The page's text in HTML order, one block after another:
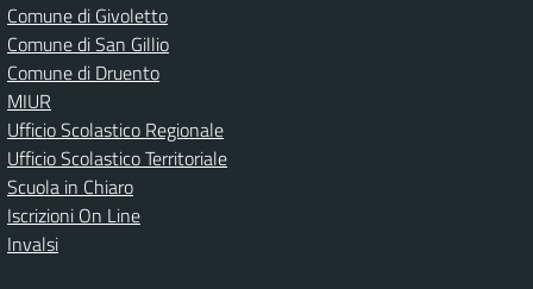
Comune di Givoletto
Comune di San Gillio
Comune di Druento
MIUR
Ufficio Scolastico Regionale
Ufficio Scolastico Territoriale
Scuola in Chiaro
Iscrizioni On Line
Invalsi